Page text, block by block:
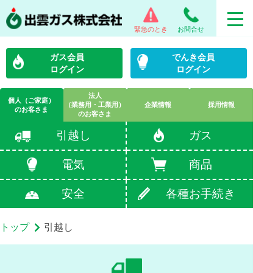
緊急のとき お問合せ
ガス会員
ログイン
でんき会員
ログイン
個人（ご家庭）
のお客さま
法人
（業務用・工業用）
のお客さま
企業情報 採用情報
引越し ガス
電気 商品
安全 各種お手続き
トップ 引越し